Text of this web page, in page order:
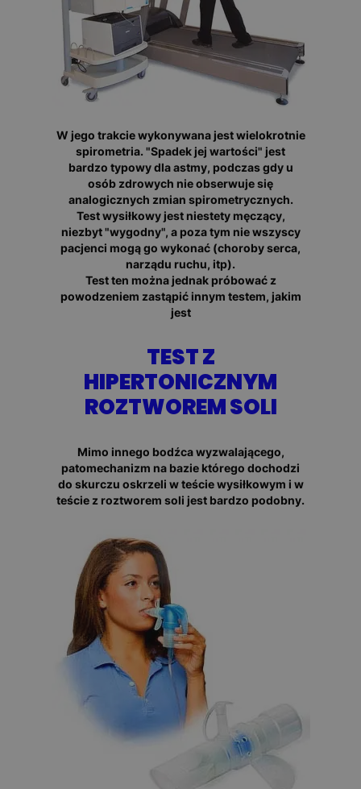
W jego trakcie wykonywana jest wielokrotnie
spirometria. "Spadek jej wartości" jest
bardzo typowy dla astmy, podczas gdy u
osób zdrowych nie obserwuje się
analogicznych zmian spirometrycznych.
Test wysiłkowy jest niestety męczący,
niezbyt "wygodny", a poza tym nie wszyscy
pacjenci mogą go wykonać (choroby serca,
narządu ruchu, itp).
Test ten można jednak próbować z
powodzeniem zastąpić innym testem, jakim
jest
TEST Z
HIPERTONICZNYM
ROZTWOREM SOLI
Mimo innego bodźca wyzwalającego,
patomechanizm na bazie którego dochodzi
do skurczu oskrzeli w teście wysiłkowym i w
teście z roztworem soli jest bardzo podobny.